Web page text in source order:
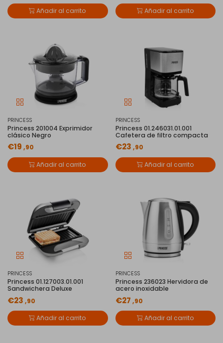
Añadir al carrito Añadir al carrito
PRINCESS
Princess 201004 Exprimidor
clásico Negro
€19 ,90
Añadir al carrito
PRINCESS
Princess 01.246031.01.001
Cafetera de filtro compacta
€23 ,90
Añadir al carrito
PRINCESS
Princess 01.127003.01.001
Sandwichera Deluxe
€23 ,90
Añadir al carrito
PRINCESS
Princess 236023 Hervidora de
acero inoxidable
€27 ,90
Añadir al carrito